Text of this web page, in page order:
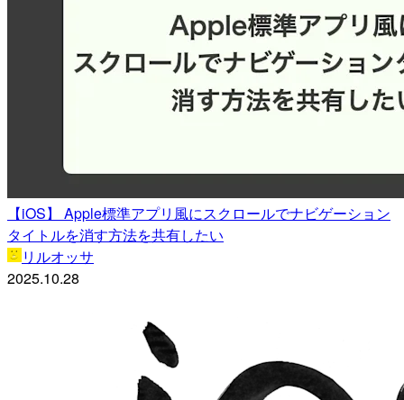
【iOS】 Apple標準アプリ風にスクロールでナビゲーション
タイトルを消す方法を共有したい
リルオッサ
2025.10.28